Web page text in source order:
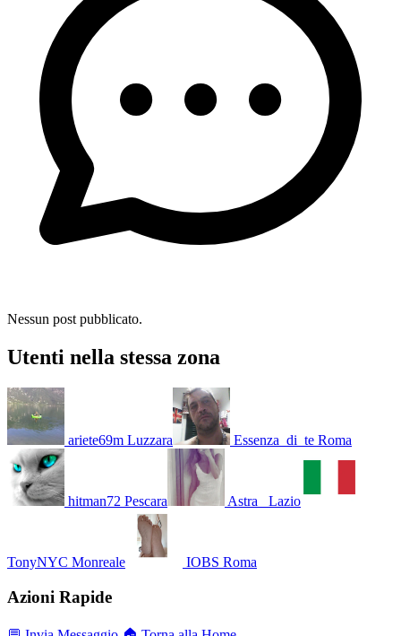
Nessun post pubblicato.
Utenti nella stessa zona
ariete69m Luzzara Essenza_di_te Roma
hitman72 Pescara Astra_ Lazio
TonyNYC Monreale IOBS Roma
Azioni Rapide